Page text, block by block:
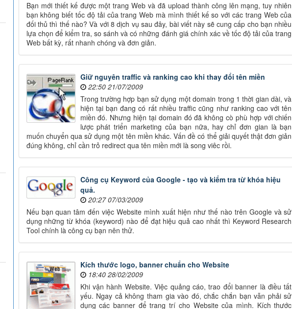
Bạn mới thiết kế được một trang Web và đã upload thành công lên mạng, tuy nhiên
bạn không biết tốc độ tải của trang Web mà mình thiết kế so với các trang Web của
đối thủ thì thế nào? Và với 8 dịch vụ sau đây, bài viết này sẽ cung cấp cho bạn nhiều
lựa chọn để kiểm tra, so sánh và có những đánh giá chính xác về tốc độ tải của trang
Web bất kỳ, rất nhanh chóng và đơn giản.
Giữ nguyên traffic và ranking cao khi thay đổi tên miền
22:50 21/07/2009
Trong trường hợp bạn sử dụng một domain trong 1 thời gian dài, và
hiện tại bạn đang có rất nhiều traffic cũng như ranking cao với tên
miền đó. Nhưng hiện tại domain đó đã không cò phù hợp với chiến
lược phát triển marketing của bạn nữa, hay chỉ đơn gian là bạn
muốn chuyển qua sử dụng một tên miền khác. Vấn đề có thể giải quyết thật đơn giản
đúng không, chỉ cần trỏ redirect qua tên miền mới là song viêc rồi.
Công cụ Keyword của Google - tạo và kiểm tra từ khóa hiệu
quả.
20:27 07/03/2009
Nếu bạn quan tâm đến việc Website mình xuất hiện như thế nào trên Google và sử
dụng những từ khóa (keyword) nào để đạt hiệu quả cao nhất thì Keyword Research
Tool chính là công cụ bạn nên thử.
Kích thước logo, banner chuẩn cho Website
18:40 28/02/2009
Khi vận hành Website. Việc quảng cáo, trao đổi banner là điều tất
yếu. Ngay cả không tham gia vào đó, chắc chắn bạn vẫn phải sử
dụng các banner để trang trí cho Website của mình. Kích thước